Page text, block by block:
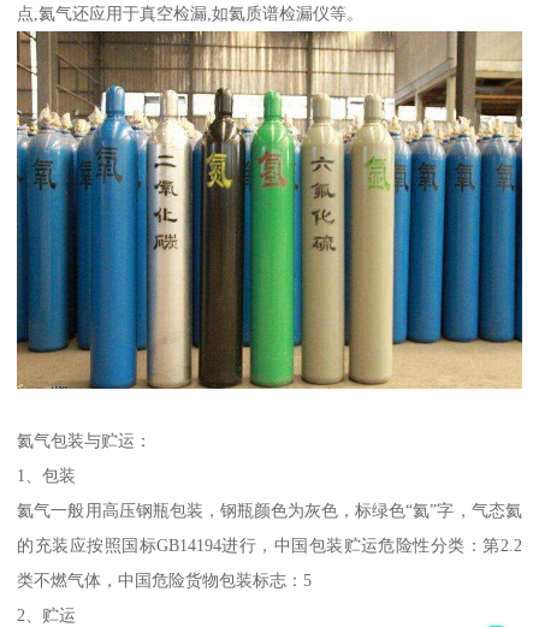
点,氦气还应用于真空检漏,如氦质谱检漏仪等。
氦气包装与贮运：
1、包装
氦气一般用高压钢瓶包装，钢瓶颜色为灰色，标绿色“氦”字，气态氦
的充装应按照国标GB14194进行，中国包装贮运危险性分类：第2.2
类不燃气体，中国危险货物包装标志：5
2、贮运